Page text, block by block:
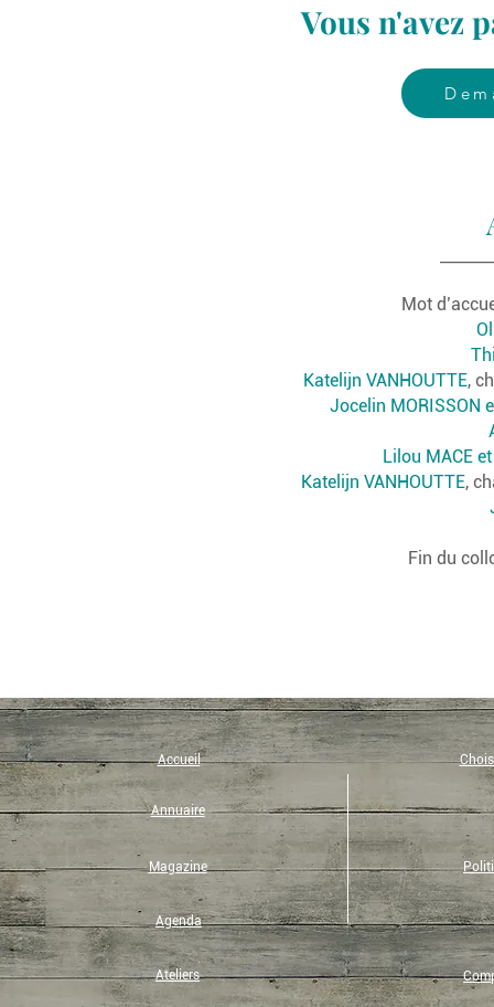
Vous n'avez
Mot
Katelijn VANHOUTTE,
Jocelin MORISSON
Lilou MACE
Katelijn VANHOUTTE,
Fin du
Accueil
Annuaire
Magazine
Agenda
Ateliers